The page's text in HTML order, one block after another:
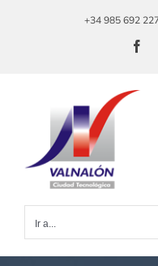
+34 985 692
Ir a...